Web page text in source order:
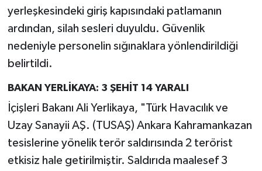
yerleşkesindeki giriş kapısındaki patlamanın
ardından, silah sesleri duyuldu. Güvenlik
nedeniyle personelin sığınaklara yönlendirildiği
belirtildi.
BAKAN YERLİKAYA: 3 ŞEHİT 14 YARALI
İçişleri Bakanı Ali Yerlikaya, "Türk Havacılık ve
Uzay Sanayii AŞ. (TUSAŞ) Ankara Kahramankazan
tesislerine yönelik terör saldırısında 2 terörist
etkisiz hale getirilmiştir. Saldırıda maalesef 3